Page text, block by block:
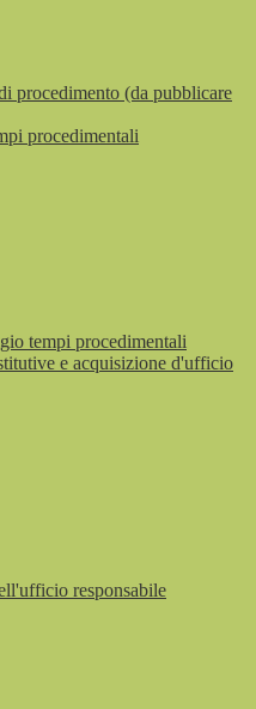
procedimento (da pubblicare
procedimentali
tempi procedimentali
e acquisizione d'ufficio
responsabile